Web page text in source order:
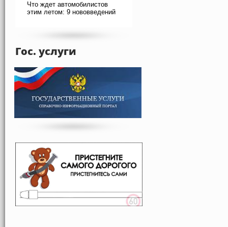
Что ждет автомобилистов
этим летом: 9 нововведений
Гос. услуги